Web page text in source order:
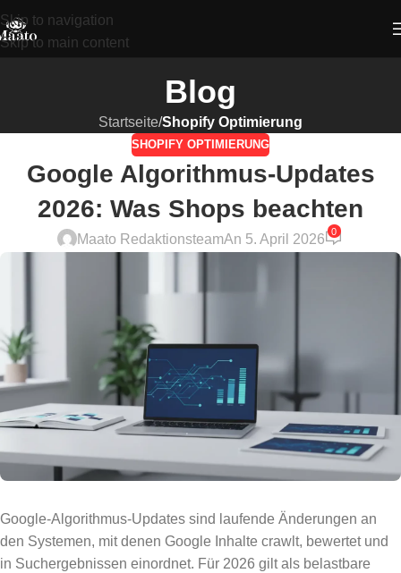
Skip to navigation
Skip to main content
Blog
Startseite/Shopify Optimierung
SHOPIFY OPTIMIERUNG
Google Algorithmus-Updates
2026: Was Shops beachten
Maato RedaktionsteamAn 5. April 2026
0
Google-Algorithmus-Updates sind laufende Änderungen an
den Systemen, mit denen Google Inhalte crawlt, bewertet und
in Suchergebnissen einordnet. Für 2026 gilt als belastbare